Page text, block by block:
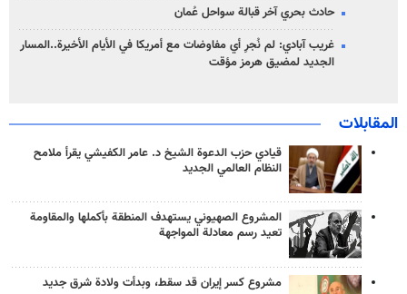
حادث بحري آخر قبالة سواحل عُمان
غريب آبادي: لم نُجرِ أي مفاوضات مع أمريكا في الأيام الأخيرة..المسار
الجديد لمضيق هرمز مؤقت
المقابلات
قيادي حزب الدعوة الشيخ د. عامر الكفيشي يقرأ ملامح
النظام العالمي الجديد
المشروع الصهيوني يستهدف المنطقة بأكملها والمقاومة
تعيد رسم معادلة المواجهة
مشروع كسر إيران قد سقط، وبدأت ولادة شرق جديد